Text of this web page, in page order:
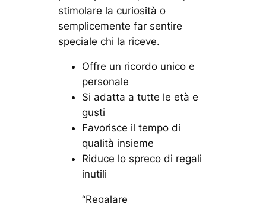
stimolare la curiosità o
semplicemente far sentire
speciale chi la riceve.
Offre un ricordo unico e
personale
Si adatta a tutte le età e
gusti
Favorisce il tempo di
qualità insieme
Riduce lo spreco di regali
inutili
“Regalare